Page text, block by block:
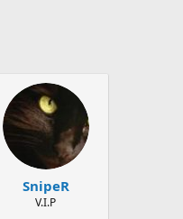
SnipeR
V.I.P